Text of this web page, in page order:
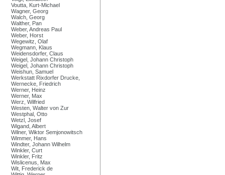
Voutta, Kurt-Michael
Wagner, Georg
Walch, Georg
Walther, Pan
Weber, Andreas Paul
Weber, Horst
Wegewitz, Olaf
Wegmann, Klaus
Weidensdorfer, Claus
Weigel, Johann Christoph
Weigel, Johann Christoph
Weishun, Samuel
Werkstatt Rixdorfer Drucke,
Wernecke, Friedrich
Werner, Heinz
Werner, Max
Werz, Wilfried
Westen, Walter von Zur
Westphal, Otto
Wetzl, Josef
Wigand, Albert
Wilner, Wiktor Semjonowitsch
Wimmer, Hans
Windter, Johann Wilhelm
Winkler, Curt
Winkler, Fritz
Wislicenus, Max
Wit, Frederick de